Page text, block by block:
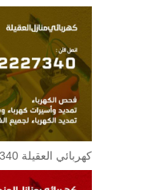
كهربائي العقيلة 52227340 كهربائي منازل العقيله